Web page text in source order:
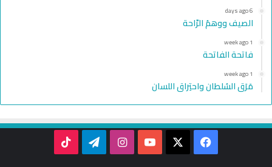
6 days ago
الصيف ووهمُ الرّاحة
1 week ago
فاتحة الفاتحة
1 week ago
مَرَق السُلطان واحتِراق اللسان
Facebook
YouTube
Instagram
Telegram